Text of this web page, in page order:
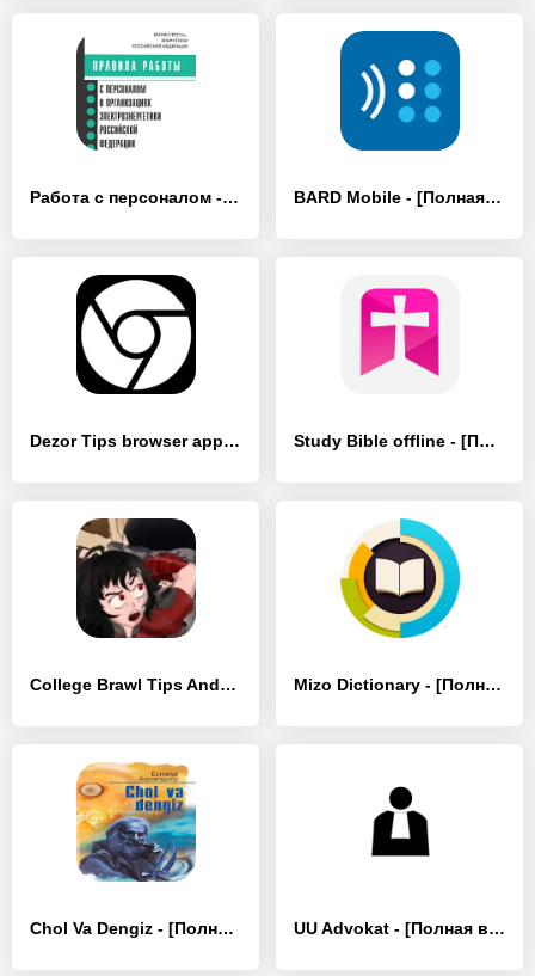
Работа с персоналом - [Полная версия] BARD Mobile - [Полная версия]
Dezor Tips browser apps - [Без рекламы] Study Bible offline - [Полная версия]
College Brawl Tips Android - [Разблокированная версия] Mizo Dictionary - [Полная версия]
Chol Va Dengiz - [Полная версия] UU Advokat - [Полная версия]